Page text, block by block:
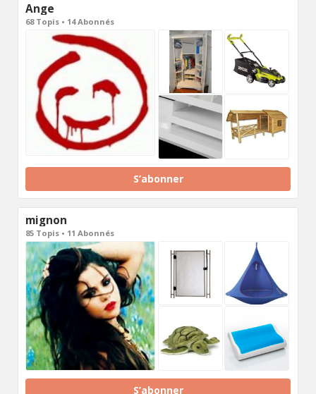
Ange
68 Topis • 14 Abonnés
S’abonner
mignon
85 Topis • 11 Abonnés
S’abonner